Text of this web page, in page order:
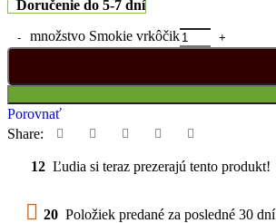
Doručenie do 5-7 dní
množstvo Smokie vrkôčik
Porovnať
Share:
12 Ľudia si teraz prezerajú tento produkt!
20 Položiek predané za posledné 30 dní